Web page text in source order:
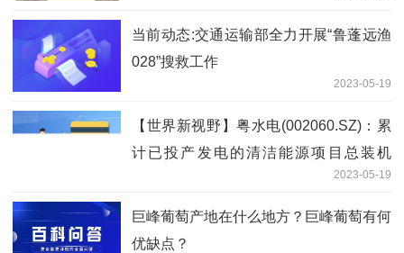
当前动态:交通运输部全力开展“鲁蓬远渔
028”搜救工作
2023-05-19
【世界新视野】粤水电(002060.SZ)：累
计已投产发电的清洁能源项目总装机
2023-05-19
巨峰葡萄产地在什么地方？巨峰葡萄有何
优缺点？